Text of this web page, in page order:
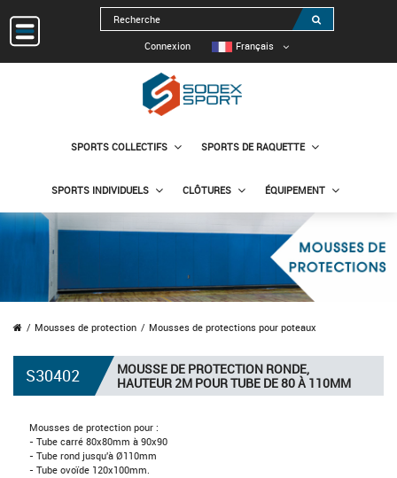
Connexion Français
SPORTS COLLECTIFS SPORTS DE RAQUETTE
SPORTS INDIVIDUELS CLÔTURES ÉQUIPEMENT
Mousses de protection Mousses de protections pour poteaux
S30402
MOUSSE DE PROTECTION RONDE,
HAUTEUR 2M POUR TUBE DE 80 À 110MM
Mousses de protection pour :
- Tube carré 80x80mm à 90x90
- Tube rond jusqu'à Ø110mm
- Tube ovoïde 120x100mm.